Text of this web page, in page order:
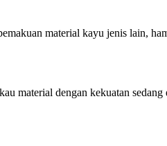
material kayu jenis lain,
material dengan kekuatan